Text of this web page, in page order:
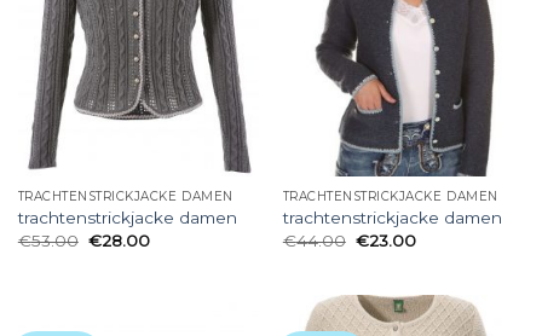
TRACHTENSTRICKJACKE DAMEN
trachtenstrickjacke damen
€53.00 €28.00
TRACHTENSTRICKJACKE DAMEN
trachtenstrickjacke damen
€44.00 €23.00